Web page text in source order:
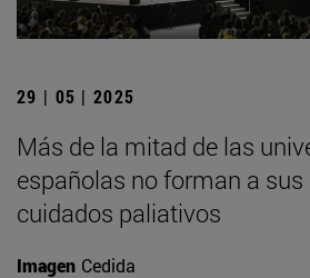
29 | 05 | 2025
Más de la mitad de las
españolas no forman a
cuidados paliativos
Imagen Cedida